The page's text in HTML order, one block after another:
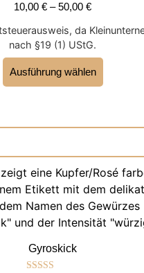
10,00 € –50,00 €
da
nach §19 (1) UStG.
Ausführung wählen
Gyroskick